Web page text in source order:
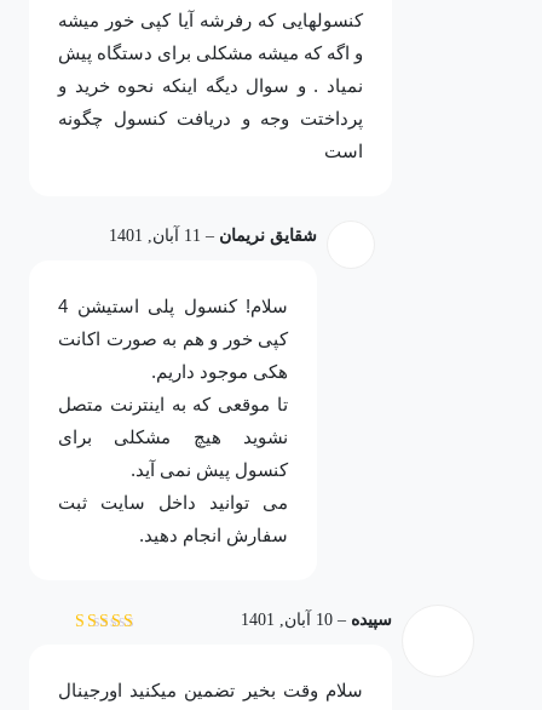
کنسولهایی که رفرشه آیا کپی خور میشه
و اگه که میشه مشکلی برای دستگاه پیش
نمیاد . و سوال دیگه اینکه نحوه خرید و
پرداختت وجه و دریافت کنسول چگونه
است
شقایق نریمان – 11 آبان, 1401
سلام! کنسول پلی استیشن 4
کپی خور و هم به صورت اکانت
هکی موجود داریم.
تا موقعی که به اینترنت متصل
نشوید هیچ مشکلی برای
کنسول پیش نمی آید.
می توانید داخل سایت ثبت
سفارش انجام دهید.
سپیده – 10 آبان, 1401
سلام وقت بخیر تضمین میکنید اورجینال